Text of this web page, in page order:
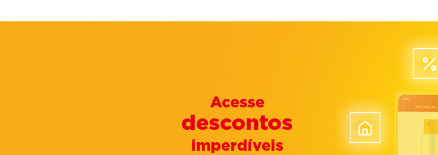
Acesse
descontos
imperdíveis